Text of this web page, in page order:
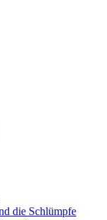
die Schlümpfe